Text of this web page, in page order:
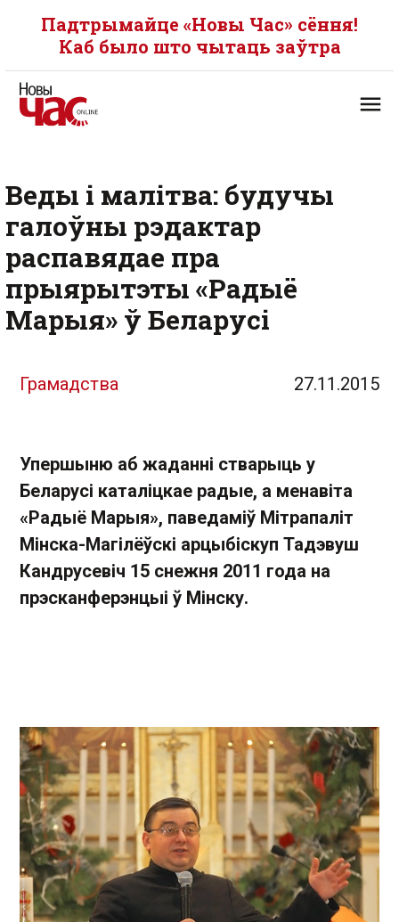
Падтрымайце «Новы Час» сёння!
Каб было што чытаць заўтра
Веды і малітва: будучы
галоўны рэдактар
распавядае пра
прыярытэты «Радыё
Марыя» ў Беларусі
Грамадства 27.11.2015
Упершыню аб жаданні стварыць у
Беларусi каталiцкае радые, а менавiта
«Радыё Марыя», паведамiў Мiтрапалiт
Мінска-Магілёўскі арцыбіскуп Тадэвуш
Кандрусевiч 15 снежня 2011 года на
прэс­канферэнцыi ў Мінску.